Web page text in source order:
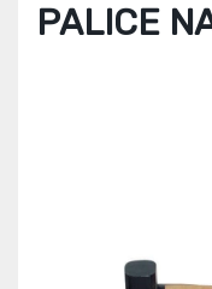
PALICE